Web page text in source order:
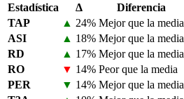
Estadística Δ
Diferencia
TAP
▲ 24% Mejor que la media
ASI
▲ 18% Mejor que la media
RD
▲ 17% Mejor que la media
RO
▼ 14% Peor que la media
PER
▼ 14% Mejor que la media